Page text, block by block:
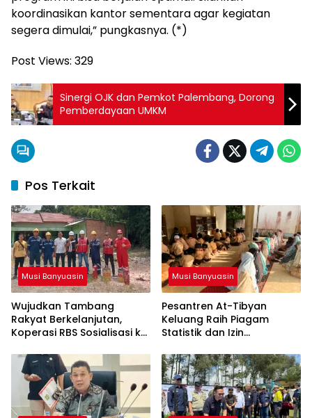
koordinasikan kantor sementara agar kegiatan
segera dimulai,” pungkasnya. (*)
Post Views: 329
Sinergi OJK dan Pemkot Palembang, Dorong
Pemberdayaan UMKM
Pos Terkait
Musi Banyuasin
Wujudkan Tambang
Rakyat Berkelanjutan,
Koperasi RBS Sosialisasi ke
GEP
Musi Banyuasin
Pesantren At-Tibyan
Keluang Raih Piagam
Statistik dan Izin
Kemenag RI